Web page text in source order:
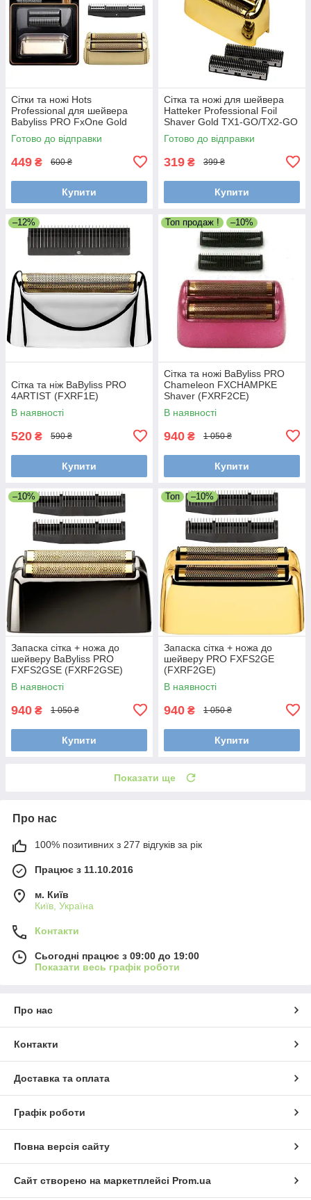
Сітки та ножі Hots
Professional для шейвера
Babyliss PRO FxOne Gold
FX79FSGE (HP-FX79RF2GE)
Готово до відправки
449 ₴ 600 ₴
Купити
Сітка та ножі для шейвера
Hatteker Professional Foil
Shaver Gold TX1-GO/TX2-GO
(TX2-02-GO)
Готово до відправки
319 ₴ 399 ₴
Купити
–12%
Сітка та ніж BaByliss PRO
4ARTIST (FXRF1E)
В наявності
520 ₴ 590 ₴
Купити
Топ продаж ! –10%
Сітка та ножі BaByliss PRO
Chameleon FXCHAMPKE
Shaver (FXRF2CE)
В наявності
940 ₴ 1 050 ₴
Купити
–10%
Запаска сітка + ножа до
шейверу BaByliss PRO
FXFS2GSE (FXRF2GSE)
В наявності
940 ₴ 1 050 ₴
Купити
Топ –10%
Запаска сітка + ножа до
шейверу PRO FXFS2GE
(FXRF2GE)
В наявності
940 ₴ 1 050 ₴
Купити
Показати ще
Про нас
100% позитивних з 277 відгуків за рік
Працює з 11.10.2016
м. Київ
Київ, Україна
Контакти
Сьогодні працює з 09:00 до 19:00
Показати весь графік роботи
Про нас
Контакти
Доставка та оплата
Графік роботи
Повна версія сайту
Сайт створено на маркетплейсі Prom.ua